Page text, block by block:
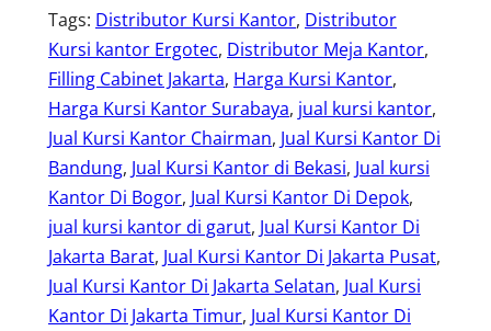
Tags: Distributor Kursi Kantor, Distributor
Kursi kantor Ergotec, Distributor Meja Kantor
Filling Cabinet Jakarta, Harga Kursi Kantor
Harga Kursi Kantor Surabaya, jual kursi kantor
Jual Kursi Kantor Chairman, Jual Kursi Kantor Di
Bandung, Jual Kursi Kantor di Bekasi, Jual kursi
Kantor Di Bogor, Jual Kursi Kantor Di Depok
jual kursi kantor di garut, Jual Kursi Kantor Di
Jakarta Barat, Jual Kursi Kantor Di Jakarta Pusat
Jual Kursi Kantor Di Jakarta Selatan, Jual Kursi
Kantor Di Jakarta Timur, Jual Kursi Kantor Di